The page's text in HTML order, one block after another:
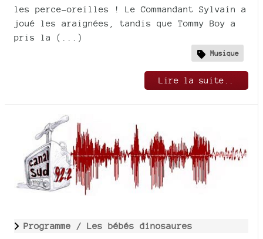
les perce-oreilles ! Le Commandant Sylvain a
joué les araignées, tandis que Tommy Boy a
pris la (...)
Musique
Lire la suite..
Programme / Les bébés dinosaures